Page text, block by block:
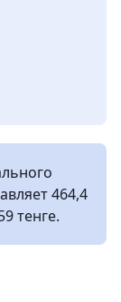
464,4
тенге.